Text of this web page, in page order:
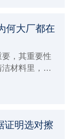
何大厂都在
，其重要性
材料里，无
”。
证明选对擦